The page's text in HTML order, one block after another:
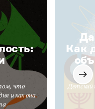
что
и как она
Да
Как
Детский